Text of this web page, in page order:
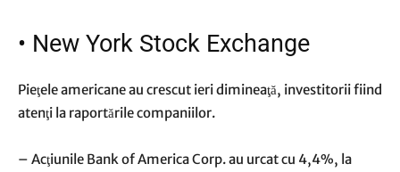
• New York Stock Exchange
Pieţele americane au crescut ieri dimineaţă, investitorii fiind
atenţi la raportările companiilor.
– Acţiunile Bank of America Corp. au urcat cu 4,4%, la